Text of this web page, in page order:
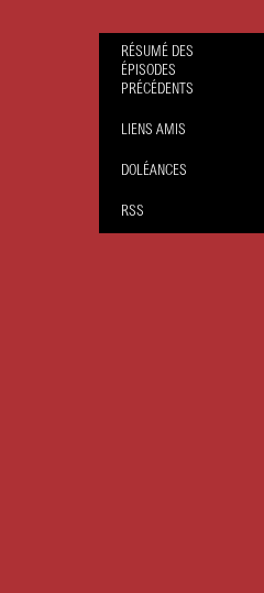
RÉSUMÉ DES
ÉPISODES
PRÉCÉDENTS
LIENS AMIS
DOLÉANCES
RSS